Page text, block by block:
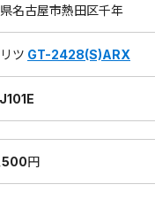
名古屋市熱田区千年
ツ GT-2428(S)ARX
円